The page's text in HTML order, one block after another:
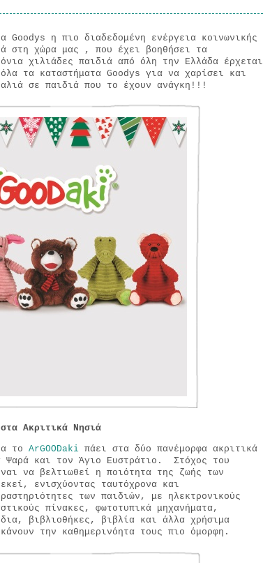
Goodys η πιο διαδεδομένη ενέργεια κοινωνικής
στη χώρα μας , που έχει βοηθήσει τα
χιλιάδες παιδιά από όλη την Ελλάδα έρχεται
τα καταστήματα Goodys για να χαρίσει και
σε παιδιά που το έχουν ανάγκη!!!
Ακριτικά Νησιά
το ArGOODakiπάει στα δύο πανέμορφα ακριτικά
Ψαρά και τον Άγιο Ευστράτιο. Στόχος του
να βελτιωθεί η ποιότητα της ζωής των
ενισχύοντας ταυτόχρονα και
των παιδιών, με ηλεκτρονικούς
πίνακες, φωτοτυπικά μηχανήματα,
βιβλιοθήκες, βιβλία και άλλα χρήσιμα
την καθημερινόητα τους πιο όμορφη.